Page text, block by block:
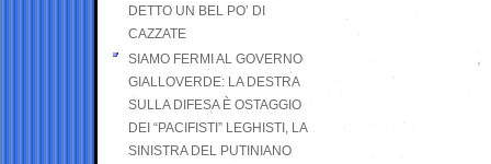
DETTO UN BEL PO’ DI
CAZZATE
SIAMO FERMI AL GOVERNO
GIALLOVERDE: LA DESTRA
SULLA DIFESA È OSTAGGIO
DEI “PACIFISTI” LEGHISTI, LA
SINISTRA DEL PUTINIANO